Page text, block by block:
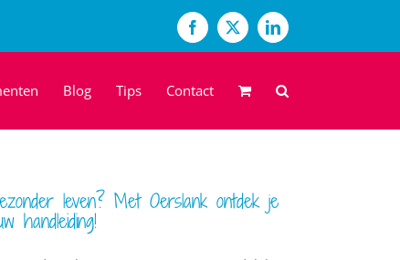
Facebook
X LinkedIn
Blog Tips Contact
leven? Met Oerslank ontdek je
handleiding!